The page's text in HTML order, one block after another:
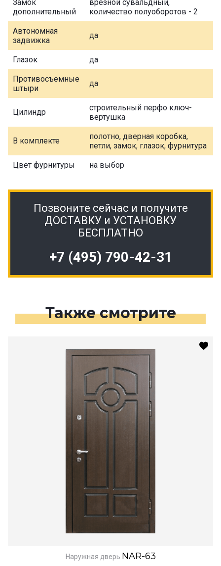
Замок
дополнительный
врезной сувальдный,
количество полуоборотов - 2
Автономная
задвижка
да
Глазок да
Противосъемные
штыри
да
Цилиндр
строительный перфо ключ-
вертушка
В комплекте
полотно, дверная коробка,
петли, замок, глазок, фурнитура
Цвет фурнитуры на выбор
Позвоните сейчас и получите
ДОСТАВКУ и УСТАНОВКУ
БЕСПЛАТНО
+7 (495) 790-42-31
Также смотрите
Наружная дверь NAR-63